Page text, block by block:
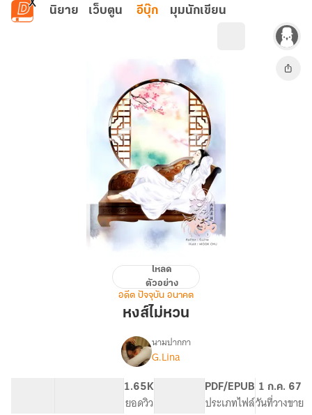
ข้ามไปยังเนื้อหาหลัก
นิยาย เว็บตูน อีบุ๊ก มุมนักเขียน
โหลด
ตัวอย่าง
อดีต ปัจจุบัน อนาคต
หงส์ไม่หวน
เรื่อง
นามปากกา
G.Lina
1.65K
ยอดวิว
PDF/EPUB
ประเภทไฟล์
1 ก.ค. 67
วันที่วางขาย